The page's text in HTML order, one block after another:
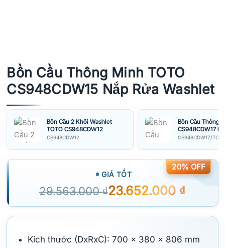
Bồn Cầu Thông Minh TOTO
CS948CDW15 Nắp Rửa Washlet
Bồn Cầu 2 Khối Washlet
TOTO CS948CDW12
CS948CDW12
Bồn Cầu Thông
CS948CDW17
Washlet
CS948CDW17/
GIÁ TỐT
29.563.000₫23.652.000 ₫
20% OFF
Kích thước (DxRxC): 700 x 380 x 806 mm